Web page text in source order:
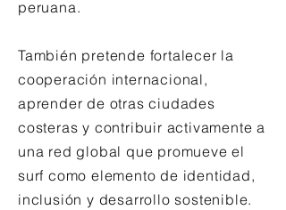
peruana.
También pretende fortalecer la
cooperación internacional,
aprender de otras ciudades
costeras y contribuir activamente a
una red global que promueve el
surf como elemento de identidad,
inclusión y desarrollo sostenible.